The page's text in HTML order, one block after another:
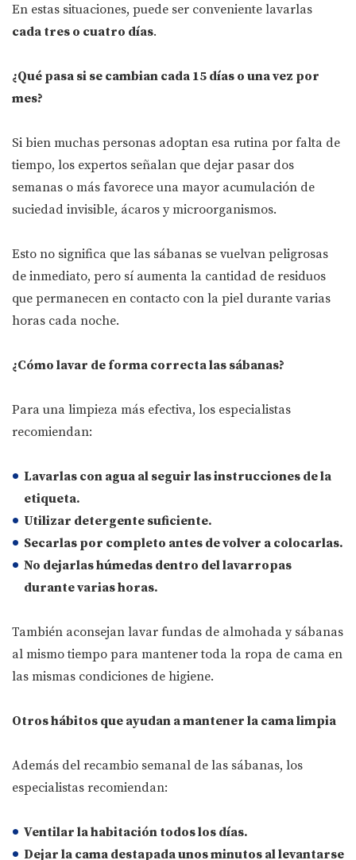
En estas situaciones, puede ser conveniente lavarlas
cada tres o cuatro días.
¿Qué pasa si se cambian cada 15 días o una vez por
mes?
Si bien muchas personas adoptan esa rutina por falta de
tiempo, los expertos señalan que dejar pasar dos
semanas o más favorece una mayor acumulación de
suciedad invisible, ácaros y microorganismos.
Esto no significa que las sábanas se vuelvan peligrosas
de inmediato, pero sí aumenta la cantidad de residuos
que permanecen en contacto con la piel durante varias
horas cada noche.
¿Cómo lavar de forma correcta las sábanas?
Para una limpieza más efectiva, los especialistas
recomiendan:
Lavarlas con agua al seguir las instrucciones de la
etiqueta.
Utilizar detergente suficiente.
Secarlas por completo antes de volver a colocarlas.
No dejarlas húmedas dentro del lavarropas
durante varias horas.
También aconsejan lavar fundas de almohada y sábanas
al mismo tiempo para mantener toda la ropa de cama en
las mismas condiciones de higiene.
Otros hábitos que ayudan a mantener la cama limpia
Además del recambio semanal de las sábanas, los
especialistas recomiendan:
Ventilar la habitación todos los días.
Dejar la cama destapada unos minutos al levantarse